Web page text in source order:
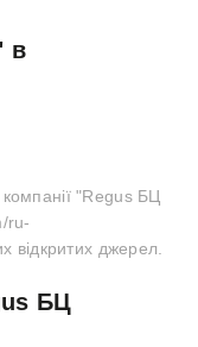
в
"Regus БЦ
ru-
відкритих джерел.
БЦ